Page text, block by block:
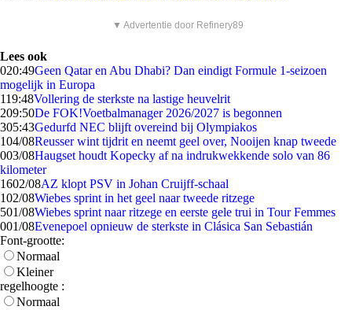
▼ Advertentie door Refinery89
Lees ook
020:49Geen Qatar en Abu Dhabi? Dan eindigt Formule 1-seizoen
mogelijk in Europa
119:48Vollering de sterkste na lastige heuvelrit
209:50De FOK!Voetbalmanager 2026/2027 is begonnen
305:43Gedurfd NEC blijft overeind bij Olympiakos
104/08Reusser wint tijdrit en neemt geel over, Nooijen knap tweede
003/08Haugset houdt Kopecky af na indrukwekkende solo van 86
kilometer
1602/08AZ klopt PSV in Johan Cruijff-schaal
102/08Wiebes sprint in het geel naar tweede ritzege
501/08Wiebes sprint naar ritzege en eerste gele trui in Tour Femmes
001/08Evenepoel opnieuw de sterkste in Clásica San Sebastián
Font-grootte:
Normaal
Kleiner
regelhoogte :
Normaal